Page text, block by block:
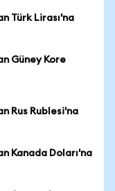
Türk Lirası'na
Güney Kore
Rus Rublesi'na
Kanada Doları'na